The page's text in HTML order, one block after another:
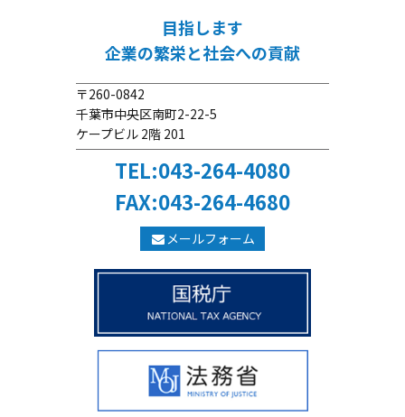
目指します
企業の繁栄と社会への貢献
〒260-0842
千葉市中央区南町2-22-5
ケープビル 2階 201
TEL:043-264-4080
FAX:043-264-4680
メールフォーム